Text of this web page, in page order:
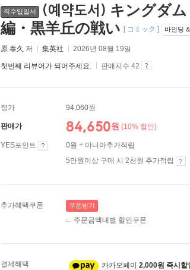
직수입일서
(예약도서) キングダ
編・黒羊丘の戦い [ コミック ] 바인딩
原 泰久 저 集英社 2026년 08월 19일
첫번째 리뷰어가 되어주세요. 판매지수 42
정가 94,060원
판매가 84,650원 (10% 할인)
YES포인트
0원 + 마니아추가적립
5만원이상 구매 시 2천원 추가적립
추가혜택쿠폰 쿠폰받기
주문금액대별 할인쿠폰
결제혜택 카카오페이 2,000원 즉시할